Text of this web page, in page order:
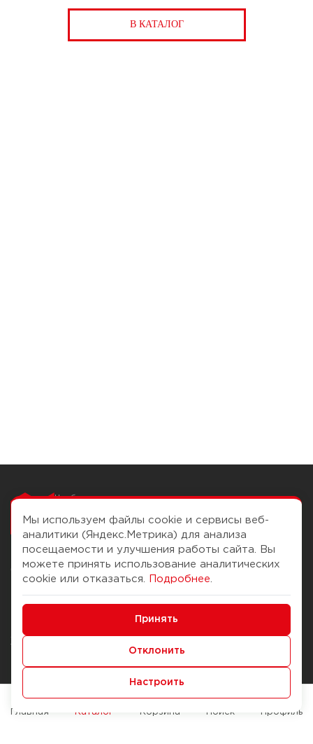
В КАТАЛОГ
Чтобы вам легко
О компании
История Компании
Журнал
Наши марки
Брендирование
Помощь
Доставка и оплата
Способы оплаты
Служба контроля качества
Мы используем файлы cookie и сервисы веб-
аналитики (Яндекс.Метрика) для анализа
посещаемости и улучшения работы сайта. Вы
можете принять использование аналитических
cookie или отказаться.
Подробнее
Принять
Отклонить
Настроить
Главная Каталог Корзина Поиск Профиль